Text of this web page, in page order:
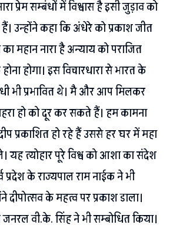
प्रेम सम्बंधों में विश्वास है इसी जुड़ाव को
उन्होंने कहा कि अंधेरे को प्रकाश जीत
महान नारा है अन्याय को पराजित
होगा। इस विचारधारा से भारत के
भी प्रभावित थे। मै और आप मिलकर
हो को दूर कर सकते हैं। हम कामना
प्रकाशित हो रहे हैं उससे हर घर में महा
यह त्योहार पूरे विश्व को आशा का संदेश
प्रदेश के राज्यपाल राम नाईक ने भी
दीपोत्सव के महत्व पर प्रकाश डाला।
वी.के. सिंह ने भी सम्बोधित किया।